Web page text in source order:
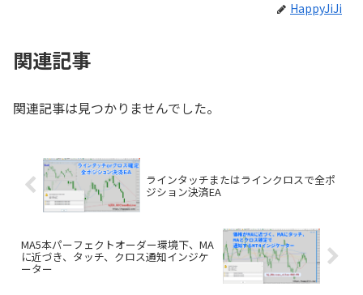
HappyJiJi
関連記事
関連記事は見つかりませんでした。
ラインタッチまたはラインクロスで全ポ
ジション決済EA
MA5本パーフェクトオーダー環境下、MA
に近づき、タッチ、クロス通知インジケ
ーター